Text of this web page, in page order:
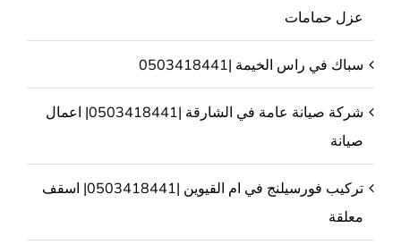
عزل حمامات
سباك في راس الخيمة |0503418441
شركة صيانة عامة في الشارقة |0503418441| اعمال
صيانة
تركيب فورسيلنج في ام القيوين |0503418441| اسقف
معلقة